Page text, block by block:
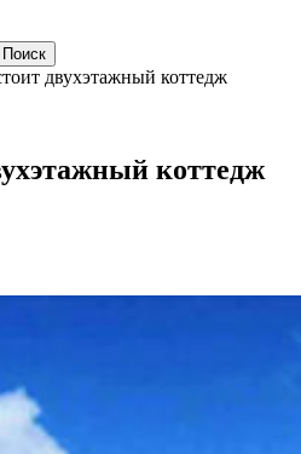
двухэтажный коттедж
коттедж